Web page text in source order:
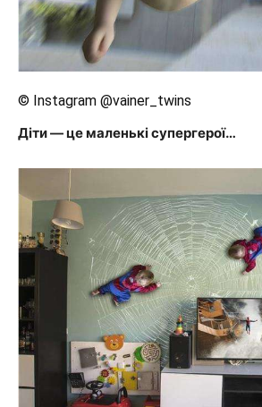
© Instagram @vainer_twins
Діти — це маленькі супергерої…